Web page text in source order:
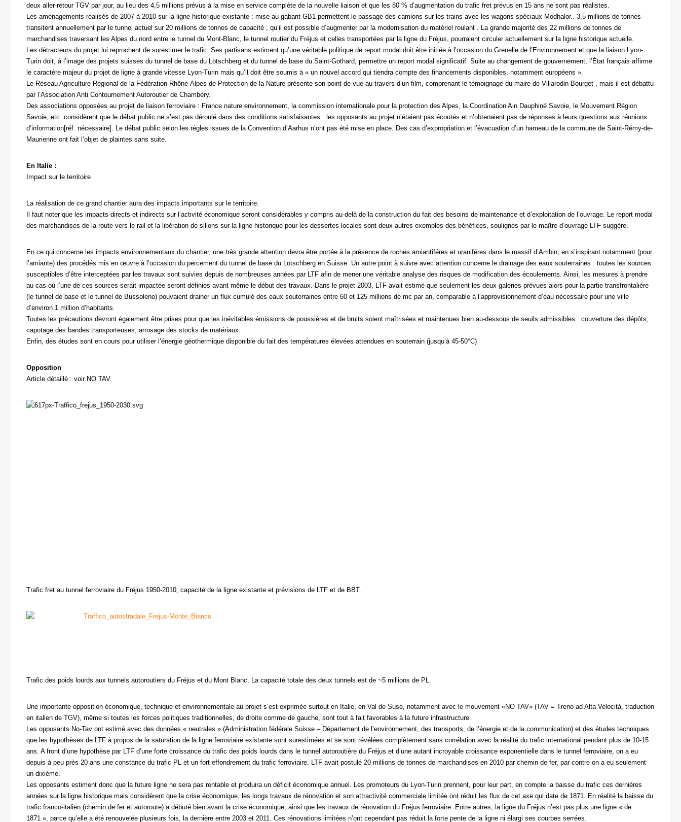
deux aller-retour TGV par jour, au lieu des 4,5 millions prévus à la mise en service complète de la nouvelle liaison et que les 80 % d’augmentation du trafic fret prévus en 15 ans ne sont pas réalistes.
Les aménagements réalisés de 2007 à 2010 sur la ligne historique existante : mise au gabarit GB1 permettent le passage des camions sur les trains avec les wagons spéciaux Modhalor.. 3,5 millions de tonnes
transitent annuellement par le tunnel actuel sur 20 millions de tonnes de capacité , qu’il est possible d’augmenter par la modernisation du matériel roulant . La grande majorité des 22 millions de tonnes de
marchandises traversant les Alpes du nord entre le tunnel du Mont-Blanc, le tunnel routier du Fréjus et celles transportées par la ligne du Fréjus, pourraient circuler actuellement sur la ligne historique actuelle.
Les détracteurs du projet lui reprochent de surestimer le trafic. Ses partisans estiment qu’une véritable politique de report modal doit être initiée à l’occasion du Grenelle de l’Environnement et que la liaison Lyon-
Turin doit, à l’image des projets suisses du tunnel de base du Lötschberg et du tunnel de base du Saint-Gothard, permettre un report modal significatif. Suite au changement de gouvernement, l’État français affirme
le caractère majeur du projet de ligne à grande vitesse Lyon-Turin mais qu’il doit être soumis à « un nouvel accord qui tiendra compte des financements disponibles, notamment européens ».
Le Réseau Agriculture Régional de la Fédération Rhône-Alpes de Protection de la Nature présente son point de vue au travers d’un film, comprenant le témoignage du maire de Villarodin-Bourget , mais il est débattu
par l’Association Anti Contournement Autoroutier de Chambéry.
Des associations opposées au projet de liaison ferroviaire : France nature environnement, la commission internationale pour la protection des Alpes, la Coordination Ain Dauphiné Savoie, le Mouvement Région
Savoie, etc. considèrent que le débat public ne s’est pas déroulé dans des conditions satisfaisantes : les opposants au projet n’étaient pas écoutés et n’obtenaient pas de réponses à leurs questions aux réunions
d’information[réf. nécessaire]. Le débat public selon les règles issues de la Convention d’Aarhus n’ont pas été mise en place. Des cas d’expropriation et l’évacuation d’un hameau de la commune de Saint-Rémy-de-
Maurienne ont fait l’objet de plaintes sans suite.
En Italie :
Impact sur le territoire
La réalisation de ce grand chantier aura des impacts importants sur le territoire.
Il faut noter que les impacts directs et indirects sur l’activité économique seront considérables y compris au-delà de la construction du fait des besoins de maintenance et d’exploitation de l’ouvrage. Le report modal
des marchandises de la route vers le rail et la libération de sillons sur la ligne historique pour les dessertes locales sont deux autres exemples des bénéfices, soulignés par le maître d’ouvrage LTF suggère.
En ce qui concerne les impacts environnementaux du chantier, une très grande attention devra être portée à la présence de roches amiantiféres et uraniféres dans le massif d’Ambin, en s’inspirant notamment (pour
l’amiante) des procédés mis en œuvre à l’occasion du percement du tunnel de base du Lötschberg en Suisse. Un autre point à suivre avec attention concerne le drainage des eaux souterraines : toutes les sources
susceptibles d’être interceptées par les travaux sont suivies depuis de nombreuses années par LTF afin de mener une véritable analyse des risques de modification des écoulements. Ainsi, les mesures à prendre
au cas où l’une de ces sources serait impactée seront définies avant même le début des travaux. Dans le projet 2003, LTF avait estimé que seulement les deux galeries prévues alors pour la partie transfrontalière
(le tunnel de base et le tunnel de Bussoleno) pouvaient drainer un flux cumulé des eaux souterraines entre 60 et 125 millions de mc par an, comparable à l’approvisionnement d’eau nécessaire pour une ville
d’environ 1 million d’habitants.
Toutes les précautions devront également être prises pour que les inévitables émissions de poussières et de bruits soient maîtrisées et maintenues bien au-dessous de seuils admissibles : couverture des dépôts,
capotage des bandes transporteuses, arrosage des stocks de matériaux.
Enfin, des études sont en cours pour utiliser l’énergie géothermique disponible du fait des températures élevées attendues en souterrain (jusqu’à 45-50°C)
Opposition
Article détaillé : voir NO TAV.
Trafic fret au tunnel ferroviaire du Fréjus 1950-2010, capacité de la ligne existante et prévisions de LTF et de BBT.
Trafic des poids lourds aux tunnels autoroutiers du Fréjus et du Mont Blanc. La capacité totale des deux tunnels est de ~5 millions de PL.
Une importante opposition économique, technique et environnementale au projet s’est exprimée surtout en Italie, en Val de Suse, notamment avec le mouvement «NO TAV» (TAV = Treno ad Alta Velocità, traduction
en italien de TGV), même si toutes les forces politiques traditionnelles, de droite comme de gauche, sont tout à fait favorables à la future infrastructure.
Les opposants No-Tav ont estimé avec des données « neutrales » (Administration fédérale Suisse – Département de l’environnement, des transports, de l’énergie et de la communication) et des études techniques
que les hypothèses de LTF à propos de la saturation de la ligne ferroviaire existante sont surestimées et se sont révélées complètement sans corrélation avec la réalité du trafic international pendant plus de 10-15
ans. A front d’une hypothèse par LTF d’une forte croissance du trafic des poids lourds dans le tunnel autoroutière du Fréjus et d’une autant incroyable croissance exponentielle dans le tunnel ferroviaire, on a eu
depuis à peu près 20 ans une constance du trafic PL et un fort effondrement du trafic ferroviaire. LTF avait postulé 20 millions de tonnes de marchandises en 2010 par chemin de fer, par contre on a eu seulement
un dixième.
Les opposants estiment donc que la future ligne ne sera pas rentable et produira un déficit économique annuel. Les promoteurs du Lyon-Turin prennent, pour leur part, en compte la baisse du trafic ces dernières
années sur la ligne historique mais considèrent que la crise économique, les longs travaux de rénovation et son attractivité commerciale limitée ont réduit les flux de cet axe qui date de 1871. En réalité la baisse du
trafic franco-italien (chemin de fer et autoroute) a débuté bien avant la crise économique, ainsi que les travaux de rénovation du Fréjus ferroviaire. Entre autres, la ligne du Fréjus n’est pas plus une ligne « de
1871 », parce qu’elle a été renouvelée plusieurs fois, la dernière entre 2003 et 2011. Ces rénovations limitées n’ont cependant pas réduit la forte pente de la ligne ni élargi ses courbes serrées.